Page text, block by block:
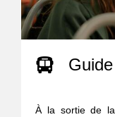
À la sortie de